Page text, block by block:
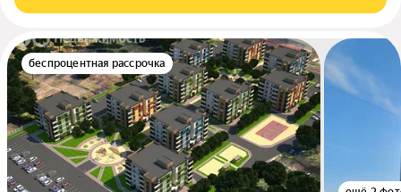
беспроцентная рассрочка